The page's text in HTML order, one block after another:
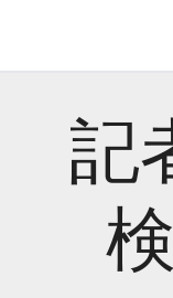
記